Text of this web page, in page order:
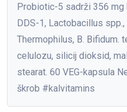
Probiotic-5 sadrži 356 mg
DDS-1, Lactobacillus spp.,
Thermophilus, B. Bifidum.
celulozu, silicij dioksid,
stearat. 60 VEG-kapsula
škrob #kalvitamins